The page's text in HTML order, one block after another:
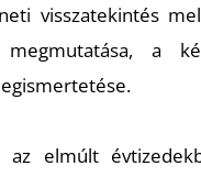
visszatekintés
megmutatása, a
elmúlt